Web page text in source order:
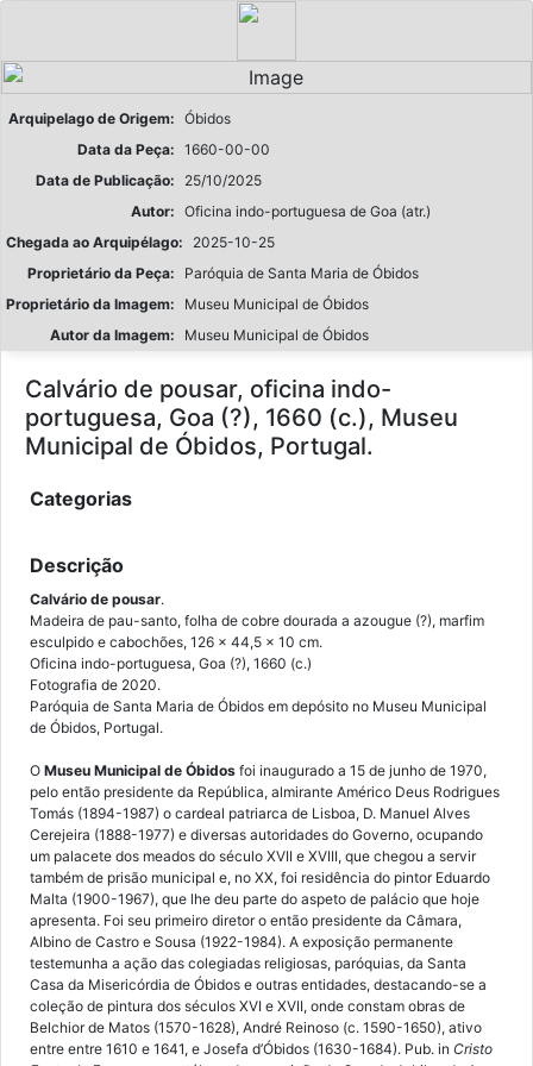
Arquipelago de Origem: Óbidos
Data da Peça: 1660-00-00
Data de Publicação:
25/10/2025
Autor: Oficina indo-portuguesa de Goa (atr.)
Chegada ao Arquipélago:
2025-10-25
Proprietário da Peça:
Paróquia de Santa Maria de Óbidos
Proprietário da Imagem:
Museu Municipal de Óbidos
Autor da Imagem:
Museu Municipal de Óbidos
Calvário de pousar, oficina indo-
portuguesa, Goa (?), 1660 (c.), Museu
Municipal de Óbidos, Portugal.
Categorias
Descrição
Calvário de pousar.
Madeira de pau-santo, folha de cobre dourada a azougue (?), marfim
esculpido e cabochões, 126 x 44,5 x 10 cm.
Oficina indo-portuguesa, Goa (?), 1660 (c.)
Fotografia de 2020.
Paróquia de Santa Maria de Óbidos em depósito no Museu Municipal
de Óbidos, Portugal.
O Museu Municipal de Óbidos foi inaugurado a 15 de junho de 1970,
pelo então presidente da República, almirante Américo Deus Rodrigues
Tomás (1894-1987) o cardeal patriarca de Lisboa, D. Manuel Alves
Cerejeira (1888-1977) e diversas autoridades do Governo, ocupando
um palacete dos meados do século XVII e XVIII, que chegou a servir
também de prisão municipal e, no XX, foi residência do pintor Eduardo
Malta (1900-1967), que lhe deu parte do aspeto de palácio que hoje
apresenta. Foi seu primeiro diretor o então presidente da Câmara,
Albino de Castro e Sousa (1922-1984). A exposição permanente
testemunha a ação das colegiadas religiosas, paróquias, da Santa
Casa da Misericórdia de Óbidos e outras entidades, destacando-se a
coleção de pintura dos séculos XVI e XVII, onde constam obras de
Belchior de Matos (1570-1628), André Reinoso (c. 1590-1650), ativo
entre entre 1610 e 1641, e Josefa d’Óbidos (1630-1684). Pub. in Cristo